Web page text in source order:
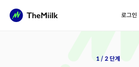
로그인
1 / 2 단계